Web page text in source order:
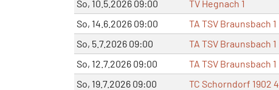
So, 10.5.2026 09:00
TV Hegnach 1
So, 14.6.2026 09:00
TA TSV Braunsbach 1
So, 5.7.2026 09:00
TA TSV Braunsbach 1
So, 12.7.2026 09:00
TA TSV Braunsbach 1
So, 19.7.2026 09:00
TC Schorndorf 1902 4